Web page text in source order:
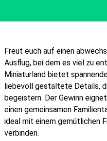
Freut euch auf einen
Ausflug, bei dem es viel zu
Miniaturland bietet
liebevoll gestaltete Details,
begeistern. Der Gewinn
einen gemeinsamen
ideal mit einem gemütlichen
verbinden.